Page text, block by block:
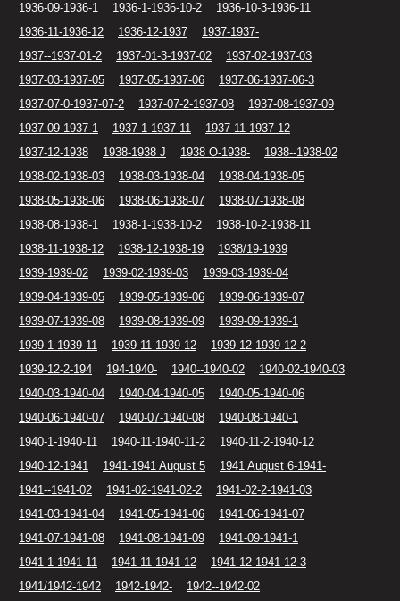
1936-09-1936-1
1936-1-1936-10-2
1936-10-3-1936-11
1936-11-1936-12
1936-12-1937
1937-1937-
1937--1937-01-2
1937-01-3-1937-02
1937-02-1937-03
1937-03-1937-05
1937-05-1937-06
1937-06-1937-06-3
1937-07-0-1937-07-2
1937-07-2-1937-08
1937-08-1937-09
1937-09-1937-1
1937-1-1937-11
1937-11-1937-12
1937-12-1938
1938-1938 J 1938 O-1938-
1938--1938-02
1938-02-1938-03
1938-03-1938-04
1938-04-1938-05
1938-05-1938-06
1938-06-1938-07
1938-07-1938-08
1938-08-1938-1
1938-1-1938-10-2
1938-10-2-1938-11
1938-11-1938-12
1938-12-1938-19
1938/19-1939
1939-1939-02
1939-02-1939-03
1939-03-1939-04
1939-04-1939-05
1939-05-1939-06
1939-06-1939-07
1939-07-1939-08
1939-08-1939-09
1939-09-1939-1
1939-1-1939-11
1939-11-1939-12
1939-12-1939-12-2
1939-12-2-194
194-1940- 1940--1940-02
1940-02-1940-03
1940-03-1940-04
1940-04-1940-05
1940-05-1940-06
1940-06-1940-07
1940-07-1940-08
1940-08-1940-1
1940-1-1940-11
1940-11-1940-11-2
1940-11-2-1940-12
1940-12-1941
1941-1941 August 5
1941 August 6-1941-
1941--1941-02
1941-02-1941-02-2
1941-02-2-1941-03
1941-03-1941-04
1941-05-1941-06
1941-06-1941-07
1941-07-1941-08
1941-08-1941-09
1941-09-1941-1
1941-1-1941-11
1941-11-1941-12
1941-12-1941-12-3
1941/1942-1942
1942-1942-
1942--1942-02